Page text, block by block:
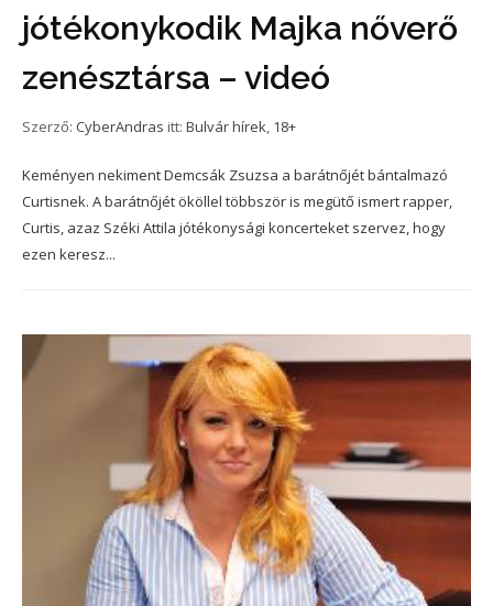
jótékonykodik Majka nőverő
zenésztársa – videó
Szerző: CyberAndras itt: Bulvár hírek, 18+
Keményen nekiment Demcsák Zsuzsa a barátnőjét bántalmazó
Curtisnek. A barátnőjét ököllel többször is megütő ismert rapper,
Curtis, azaz Széki Attila jótékonysági koncerteket szervez, hogy
ezen keresz...